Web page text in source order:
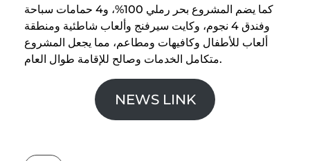
كما يضم المشروع بحر رملي 100%، و4 حمامات سباحة
وفندق 4 نجوم، وكايت سيرفنج وألعاب شاطئية ومنطقة
ألعاب للأطفال وكافيهات ومطاعم، مما يجعل المشروع
متكامل الخدمات وصالح للإقامة طوال العام.
NEWS LINK